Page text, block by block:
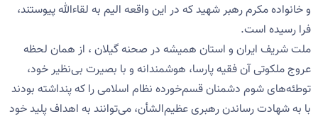
و خانواده مکرم رهبر شهید که در این واقعه الیم به لقاءالله پیوستند،
فرا رسیده است.
ملت شریف ایران و استان همیشه در صحنه گیلان ، از همان لحظه
عروج ملکوتی آن فقیه پارسا، هوشمندانه و با بصیرت بی‌نظیر خود،
توطئه‌های شوم دشمنان قسم‌خورده نظام اسلامی را که پنداشته بودند
با به شهادت رساندن رهبری عظیم‌الشأن، می‌توانند به اهداف پلید خود